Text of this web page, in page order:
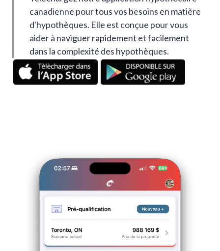
canadienne pour tous vos besoins en matière
d'hypothèques. Elle est conçue pour vous
aider à naviguer rapidement et facilement
dans la complexité des hypothèques.